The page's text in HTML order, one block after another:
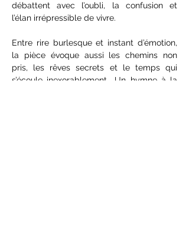
débattent avec l’oubli, la confusion et
l’élan irrépressible de vivre.
Entre rire burlesque et instant d’émotion,
la pièce évoque aussi les chemins non
pris, les rêves secrets et le temps qui
s’écoule inexorablement… Un hymne à la